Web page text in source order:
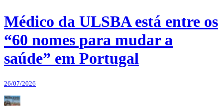
Médico da ULSBA está entre os
“60 nomes para mudar a
saúde” em Portugal
26/07/2026